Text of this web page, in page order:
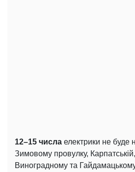
12–15 числа електрики не буде
Зимовому провулку,
Виноградному та